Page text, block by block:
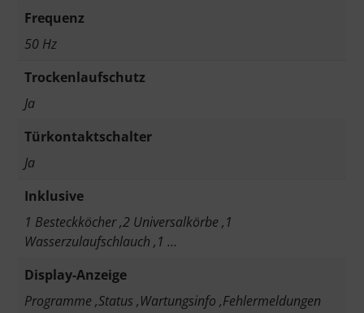
Frequenz
50 Hz
Trockenlaufschutz
Ja
Türkontaktschalter
Ja
Inklusive
1 Besteckköcher ,2 Universalkörbe ,1
Wasserzulaufschlauch ,1 …
Display-Anzeige
Programme ,Status ,Wartungsinfo ,Fehlermeldungen